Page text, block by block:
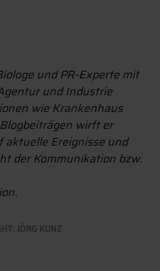
und PR-Experte mit
und Industrie
wie Krankenhaus
wirft er
aktuelle Ereignisse und
der Kommunikation bzw.
JÖRG KUNZ